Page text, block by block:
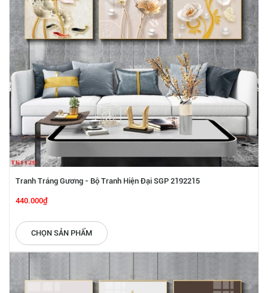
Tranh Tráng Gương - Bộ Tranh Hiện Đại SGP 2192215
440.000₫
CHỌN SẢN PHẨM